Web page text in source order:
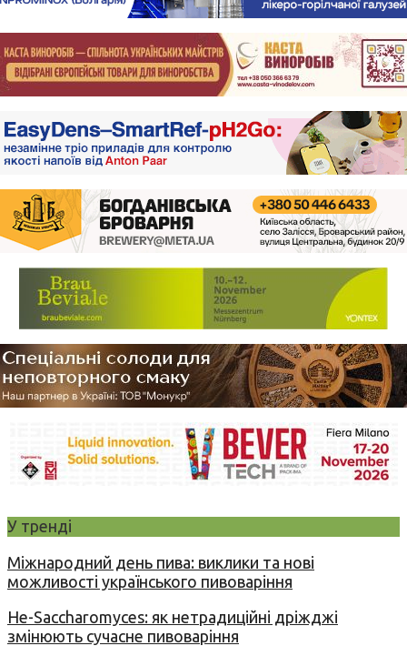
У тренді
Міжнародний день пива: виклики та нові
можливості українського пивоваріння
Не-Saccharomyces: як нетрадиційні дріжджі
змінюють сучасне пивоваріння